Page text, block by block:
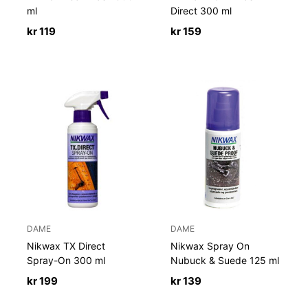
ml
kr119
Direct 300 ml
kr159
DAME
Nikwax TX Direct
Spray-On 300 ml
kr199
DAME
Nikwax Spray On
Nubuck & Suede 125 ml
kr139